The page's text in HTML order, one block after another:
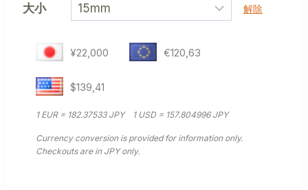
大小 解除
¥22,000 €120,63
$139,41
1 EUR = 182.37533 JPY 1 USD = 157.804996 JPY
Currency conversion is provided for information only.
Checkouts are in JPY only.